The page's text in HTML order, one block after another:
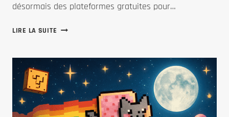
désormais des plateformes gratuites pour…
LIRE LA SUITE SENPAI
PROFITEZ
DE
VOS
FILMS
ET